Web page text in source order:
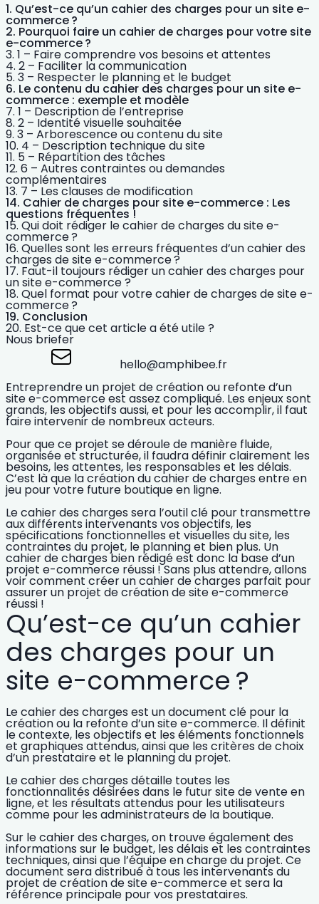
Qu’est-ce qu’un cahier des charges pour un site e-
commerce ?
Pourquoi faire un cahier de charges pour votre site
e-commerce ?
1 – Faire comprendre vos besoins et attentes
2 – Faciliter la communication
3 – Respecter le planning et le budget
Le contenu du cahier des charges pour un site e-
commerce : exemple et modèle
1 – Description de l’entreprise
2 – Identité visuelle souhaitée
3 – Arborescence ou contenu du site
4 – Description technique du site
5 – Répartition des tâches
6 – Autres contraintes ou demandes
complémentaires
7 – Les clauses de modification
Cahier de charges pour site e-commerce : Les
questions fréquentes !
Qui doit rédiger le cahier de charges du site e-
commerce ?
Quelles sont les erreurs fréquentes d’un cahier des
charges de site e-commerce ?
Faut-il toujours rédiger un cahier des charges pour
un site e-commerce ?
Quel format pour votre cahier de charges de site e-
commerce ?
Conclusion
Est-ce que cet article a été utile ?
Nous briefer
hello@amphibee.fr
Entreprendre un projet decréation ou refonte d’un
site e-commerceest assez compliqué. Les enjeux sont
grands, les objectifs aussi, et pour les accomplir, il faut
faire intervenir de nombreux acteurs.
Pour que ce projet se déroule de manière fluide,
organisée et structurée,il faudra définir clairement les
besoins, les attentes, les responsables et les délais.
C’est là que la création du cahier de charges entre en
jeu pour votre future boutique en ligne.
Le cahier des charges sera l’outil clé pour transmettre
aux différents intervenants vos objectifs, les
spécifications fonctionnelles et visuelles du site, les
contraintes du projet, le planning et bien plus. Un
cahier de charges bien rédigé est donc la base d’un
projet e-commerce réussi !Sans plus attendre, allons
voir comment créer un cahier de charges parfait pour
assurer un projet de création de site e-commerce
réussi !
Qu’est-ce qu’un cahier
des charges pour un
site e-commerce ?
Le cahier des charges est un document clé pour la
création ou la refonte d’un site e-commerce. Il définit
le contexte, les objectifs et les éléments fonctionnels
et graphiques attendus, ainsi que les critères de choix
d’un prestataire et le planning du projet.
Le cahier des charges détaille toutes les
fonctionnalités désirées dans le futur site de vente en
ligne, et les résultats attendus pour les utilisateurs
comme pour les administrateurs de la boutique.
Sur le cahier des charges, on trouve également des
informations sur le budget, les délais et les contraintes
techniques, ainsi que l’équipe en charge du projet. Ce
document seradistribué à tous les intervenants du
projet de création de site e-commerce et sera la
référence principale pour vos prestataires.